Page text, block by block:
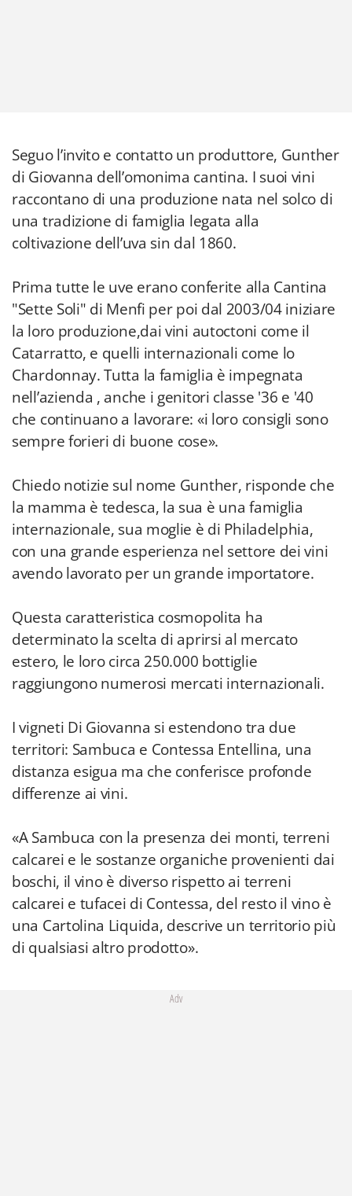
Seguo l’invito e contatto un produttore, Gunther
di Giovanna dell’omonima cantina. I suoi vini
raccontano di una produzione nata nel solco di
una tradizione di famiglia legata alla
coltivazione dell’uva sin dal 1860.
Prima tutte le uve erano conferite alla Cantina
"Sette Soli" di Menfi per poi dal 2003/04 iniziare
la loro produzione,dai vini autoctoni come il
Catarratto, e quelli internazionali come lo
Chardonnay. Tutta la famiglia è impegnata
nell’azienda , anche i genitori classe '36 e '40
che continuano a lavorare: «i loro consigli sono
sempre forieri di buone cose».
Chiedo notizie sul nome Gunther, risponde che
la mamma è tedesca, la sua è una famiglia
internazionale, sua moglie è di Philadelphia,
con una grande esperienza nel settore dei vini
avendo lavorato per un grande importatore.
Questa caratteristica cosmopolita ha
determinato la scelta di aprirsi al mercato
estero, le loro circa 250.000 bottiglie
raggiungono numerosi mercati internazionali.
I vigneti Di Giovanna si estendono tra due
territori: Sambuca e Contessa Entellina, una
distanza esigua ma che conferisce profonde
differenze ai vini.
«A Sambuca con la presenza dei monti, terreni
calcarei e le sostanze organiche provenienti dai
boschi, il vino è diverso rispetto ai terreni
calcarei e tufacei di Contessa, del resto il vino è
una Cartolina Liquida, descrive un territorio più
di qualsiasi altro prodotto».
Adv